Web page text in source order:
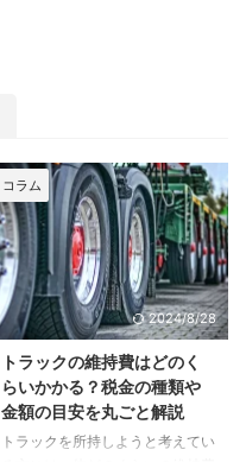
コラム
2024/8/28
トラックの維持費はどのく
らいかかる？税金の種類や
金額の目安を丸ごと解説
トラックを所持しようと考えてい